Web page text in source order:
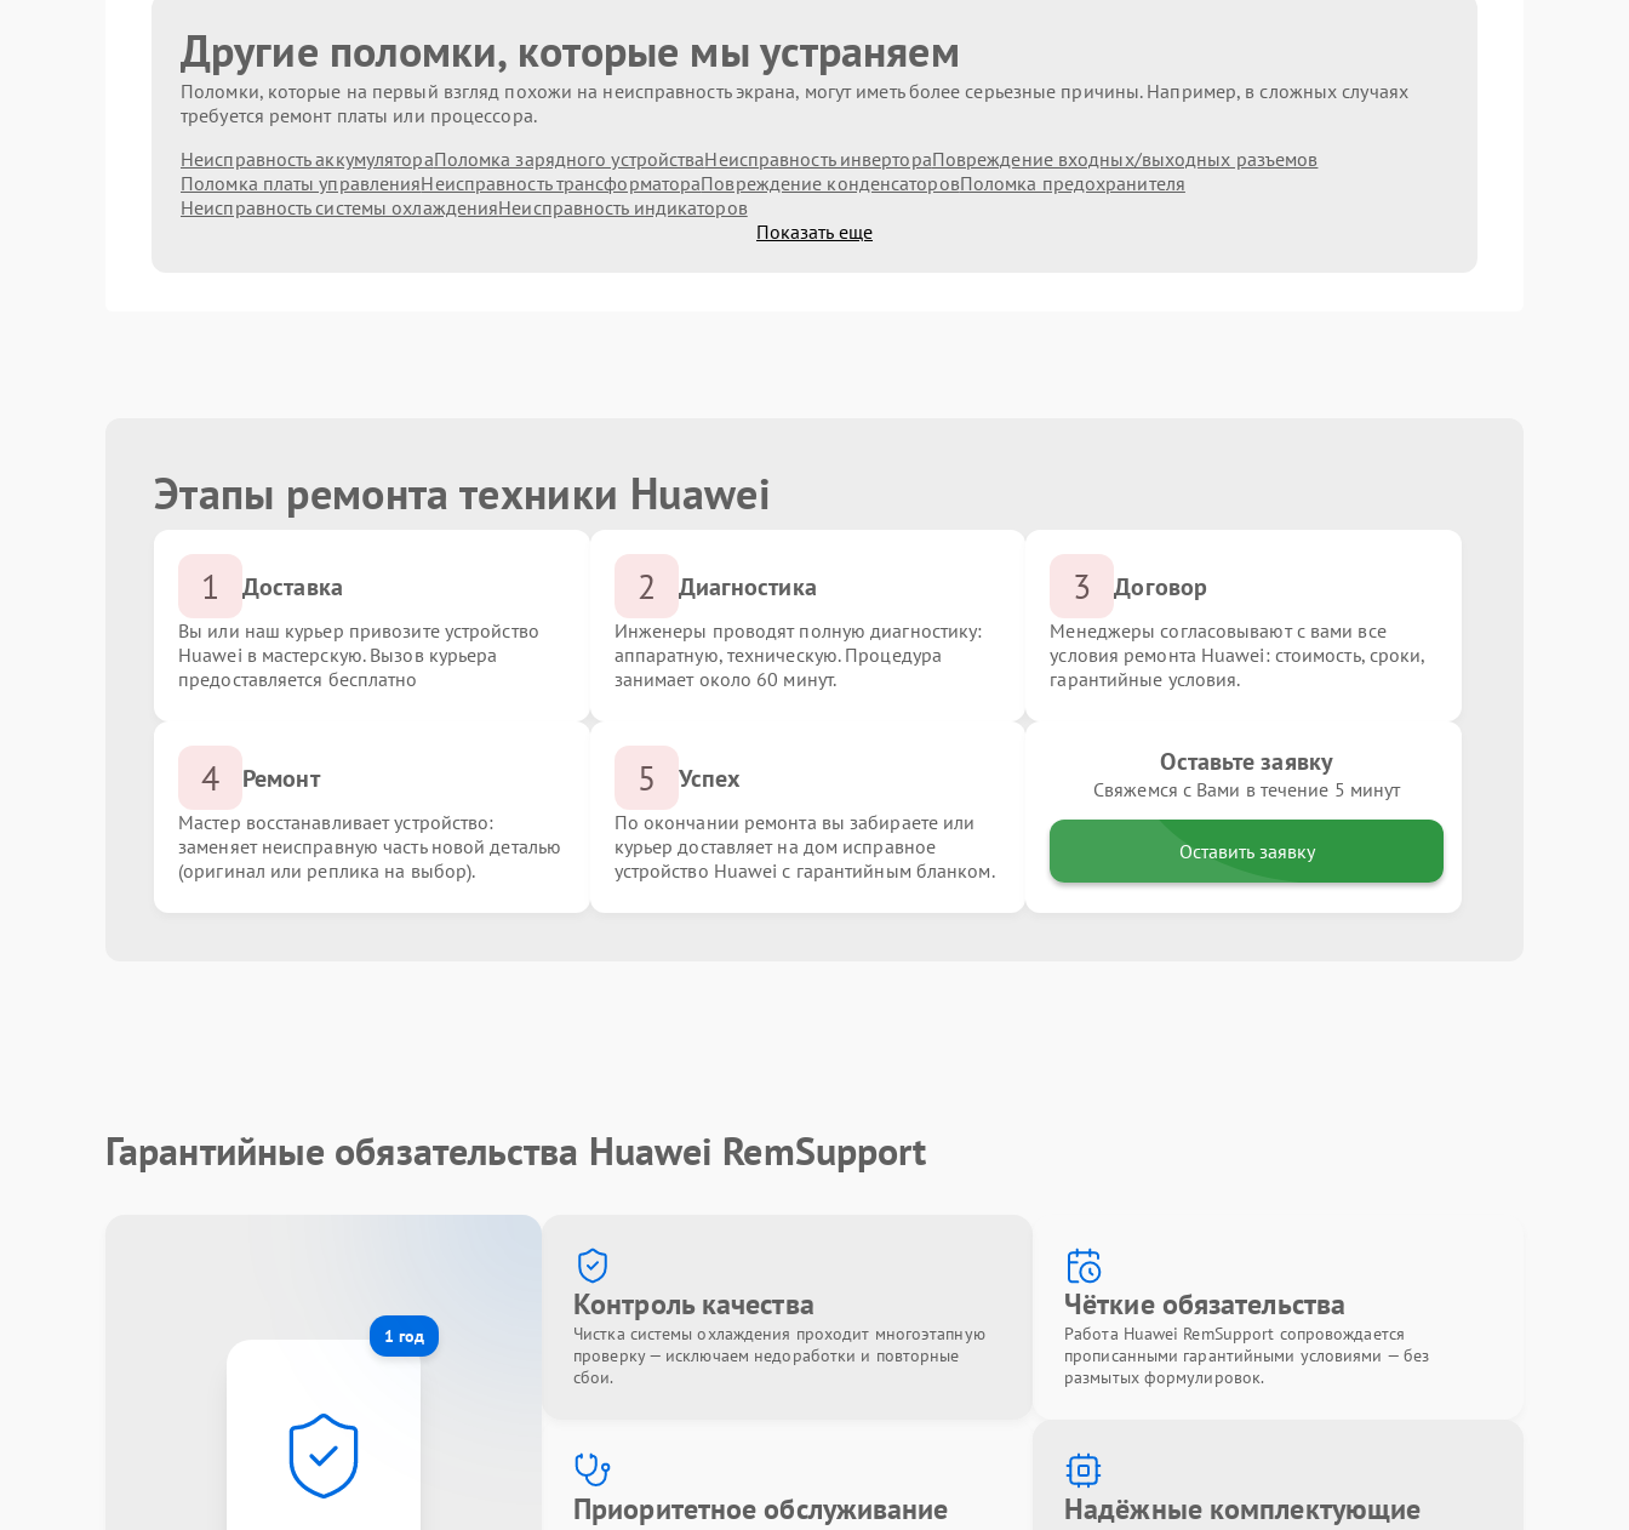
Другие поломки, которые мы устраняем
Поломки, которые на первый взгляд похожи на неисправность экрана, могут иметь более серьезные причины. Например, в сложных случаях
требуется ремонт платы или процессора.
Неисправность аккумулятораПоломка зарядного устройстваНеисправность инвертораПовреждение входных/выходных разъемов
Поломка платы управленияНеисправность трансформатораПовреждение конденсаторовПоломка предохранителя
Неисправность системы охлажденияНеисправность индикаторов
Показать еще
Этапы ремонта техники Huawei
1 Доставка
Вы или наш курьер привозите устройство
Huawei в мастерскую. Вызов курьера
предоставляется бесплатно
2 Диагностика
Инженеры проводят полную диагностику:
аппаратную, техническую. Процедура
занимает около 60 минут.
3 Договор
Менеджеры согласовывают с вами все
условия ремонта Huawei: стоимость, сроки,
гарантийные условия.
4 Ремонт
Мастер восстанавливает устройство:
заменяет неисправную часть новой деталью
(оригинал или реплика на выбор).
5 Успех
По окончании ремонта вы забираете или
курьер доставляет на дом исправное
устройство Huawei с гарантийным бланком.
Оставьте заявку
Свяжемся с Вами в течение 5 минут
Оставить заявку
Гарантийные обязательства Huawei RemSupport
1 год
Контроль качества
Чистка системы охлаждения проходит многоэтапную
проверку — исключаем недоработки и повторные
сбои.
Чёткие обязательства
Работа Huawei RemSupport сопровождается
прописанными гарантийными условиями — без
размытых формулировок.
Приоритетное обслуживание Надёжные комплектующие